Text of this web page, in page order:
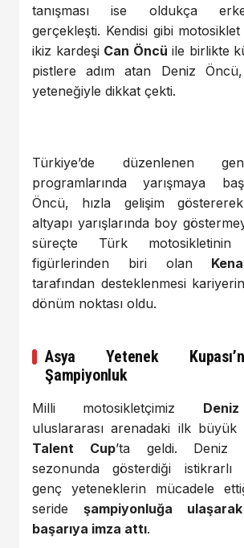
tanışması ise oldukça
gerçekleşti. Kendisi gibi motosiklet
ikiz kardeşi Can Öncü ile birlikte
pistlere adım atan Deniz
yeteneğiyle dikkat çekti.
Türkiye’de düzenlenen
programlarında yarışmaya
Öncü, hızla gelişim göstererek
altyapı yarışlarında boy
süreçte Türk
figürlerinden biri olan
tarafından desteklenmesi
dönüm noktası oldu.
Asya Yetenek
Şampiyonluk
Milli motosikletçimiz
uluslararası arenadaki ilk büyük
Talent Cup’ta geldi. Deniz
sezonunda gösterdiği istikrarlı
genç yeteneklerin mücadele
seride şampiyonluğa
başarıya imza attı.